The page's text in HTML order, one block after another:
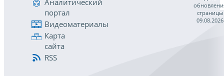
Аналитический
портал
Видеоматериалы
Карта
сайта
RSS
страницы
09.08.2026